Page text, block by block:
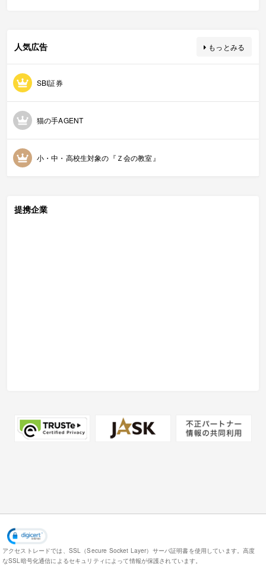
人気広告 もっとみる
SBI証券
猫の手AGENT
小・中・高校生対象の『Ｚ会の教室』
提携企業
アクセストレードでは、SSL（Secure Socket Layer）サーバ証明書を使用しています。高度
なSSL暗号化通信によるセキュリティによって情報が保護されています。